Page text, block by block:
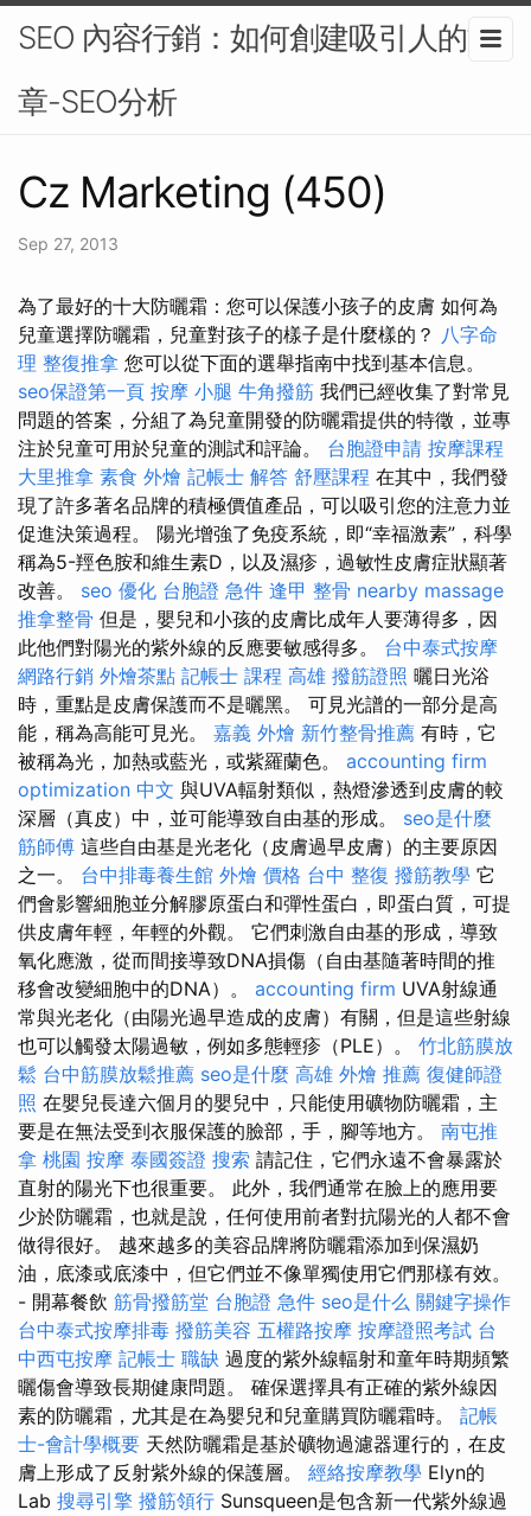
SEO 內容行銷：如何創建吸引人的文
章-SEO分析
Cz Marketing (450)
Sep 27, 2013
為了最好的十大防曬霜：您可以保護小孩子的皮膚 如何為
兒童選擇防曬霜，兒童對孩子的樣子是什麼樣的？ 八字命
理 整復推拿 您可以從下面的選舉指南中找到基本信息。
seo保證第一頁 按摩 小腿 牛角撥筋 我們已經收集了對常見
問題的答案，分組了為兒童開發的防曬霜提供的特徵，並專
注於兒童可用於兒童的測試和評論。 台胞證申請 按摩課程
大里推拿 素食 外燴 記帳士 解答 舒壓課程 在其中，我們發
現了許多著名品牌的積極價值產品，可以吸引您的注意力並
促進決策過程。 陽光增強了免疫系統，即“幸福激素”，科學
稱為5-羥色胺和維生素D，以及濕疹，過敏性皮膚症狀顯著
改善。 seo 優化 台胞證 急件 逢甲 整骨 nearby massage
推拿整骨 但是，嬰兒和小孩的皮膚比成年人要薄得多，因
此他們對陽光的紫外線的反應要敏感得多。 台中泰式按摩
網路行銷 外燴茶點 記帳士 課程 高雄 撥筋證照 曬日光浴
時，重點是皮膚保護而不是曬黑。 可見光譜的一部分是高
能，稱為高能可見光。 嘉義 外燴 新竹整骨推薦 有時，它
被稱為光，加熱或藍光，或紫羅蘭色。 accounting firm
optimization 中文 與UVA輻射類似，熱燈滲透到皮膚的較
深層（真皮）中，並可能導致自由基的形成。 seo是什麼
筋師傅 這些自由基是光老化（皮膚過早皮膚）的主要原因
之一。 台中排毒養生館 外燴 價格 台中 整復 撥筋教學 它
們會影響細胞並分解膠原蛋白和彈性蛋白，即蛋白質，可提
供皮膚年輕，年輕的外觀。 它們刺激自由基的形成，導致
氧化應激，從而間接導致DNA損傷（自由基隨著時間的推
移會改變細胞中的DNA）。 accounting firm UVA射線通
常與光老化（由陽光過早造成的皮膚）有關，但是這些射線
也可以觸發太陽過敏，例如多態輕疹（PLE）。 竹北筋膜放
鬆 台中筋膜放鬆推薦 seo是什麼 高雄 外燴 推薦 復健師證
照 在嬰兒長達六個月的嬰兒中，只能使用礦物防曬霜，主
要是在無法受到衣服保護的臉部，手，腳等地方。 南屯推
拿 桃園 按摩 泰國簽證 搜索 請記住，它們永遠不會暴露於
直射的陽光下也很重要。 此外，我們通常在臉上的應用要
少於防曬霜，也就是說，任何使用前者對抗陽光的人都不會
做得很好。 越來越多的美容品牌將防曬霜添加到保濕奶
油，底漆或底漆中，但它們並不像單獨使用它們那樣有效。
- 開幕餐飲 筋骨撥筋堂 台胞證 急件 seo是什么 關鍵字操作
台中泰式按摩排毒 撥筋美容 五權路按摩 按摩證照考試 台
中西屯按摩 記帳士 職缺 過度的紫外線輻射和童年時期頻繁
曬傷會導致長期健康問題。 確保選擇具有正確的紫外線因
素的防曬霜，尤其是在為嬰兒和兒童購買防曬霜時。 記帳
士-會計學概要 天然防曬霜是基於礦物過濾器運行的，在皮
膚上形成了反射紫外線的保護層。 經絡按摩教學 Elyn的
Lab 搜尋引擎 撥筋領行 Sunsqueen是包含新一代紫外線過